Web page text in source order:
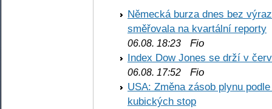
Německá burza dnes bez
směřovala na kvartální reporty
06.08. 18:23 Fio
Index Dow Jones se drží v
06.08. 17:52 Fio
USA: Změna zásob plynu
kubických stop